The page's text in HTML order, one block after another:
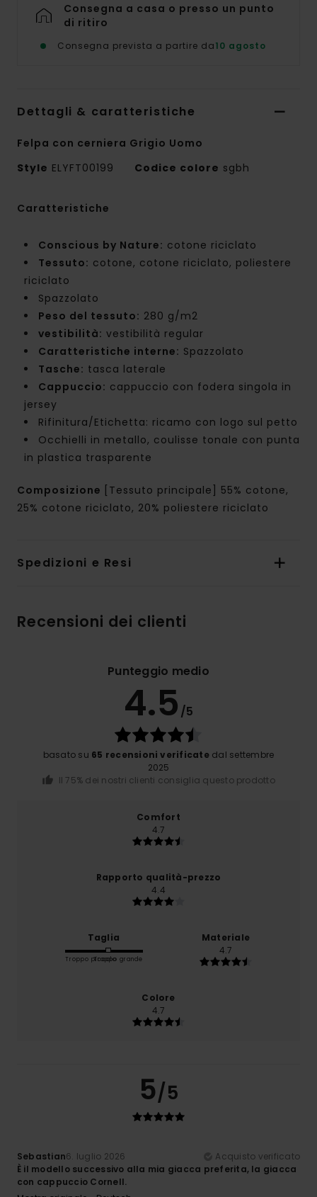
Consegna a casa o presso un punto
di ritiro
Consegna prevista a partire da10 agosto
Dettagli & caratteristiche
Felpa con cerniera Grigio Uomo
Style ELYFT00199 Codice colore sgbh
Caratteristiche
Conscious by Nature: cotone riciclato
Tessuto: cotone, cotone riciclato, poliestere
riciclato
Spazzolato
Peso del tessuto: 280 g/m2
vestibilità: vestibilità regular
Caratteristiche interne: Spazzolato
Tasche: tasca laterale
Cappuccio: cappuccio con fodera singola in
jersey
Rifinitura/Etichetta: ricamo con logo sul petto
Occhielli in metallo, coulisse tonale con punta
in plastica trasparente
Composizione [Tessuto principale] 55% cotone,
25% cotone riciclato, 20% poliestere riciclato
Spedizioni e Resi
Recensioni dei clienti
Punteggio medio
4.5 /5
basato su 65 recensioni verificatedal settembre
2025
Il 75% dei nostri clienti consiglia questo prodotto
Comfort
4.7
Rapporto qualità-prezzo
4.4
Taglia
Troppo piccoloTroppo grande
Materiale
4.7
Colore
4.7
5/5
Sebastian6. luglio 2026
Acquisto verificato
È il modello successivo alla mia giacca preferita, la giacca
con cappuccio Cornell.